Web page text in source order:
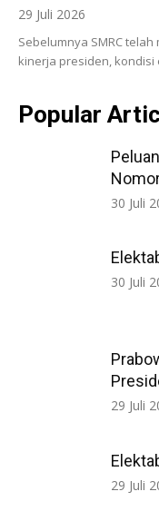
29 Juli 2026
Sebelumnya SMRC
kinerja presiden, kondisi
Popular
30 Juli
30 Juli
29 Juli
29 Juli